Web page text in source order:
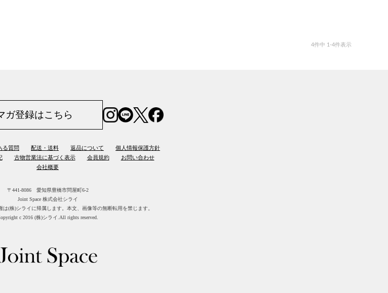
4件中 1 -4件表示
ガ登録はこちら
る質問 配送・送料 返品について
個人情報保護方針
古物営業法に基づく表示 会員規約
お問い合わせ
会社概要
〒441-8086 愛知県豊橋市問屋町6-2
Joint Space 株式会社シライ
(株)シライに帰属します。 本文、画像等の無断転用を禁じます。
c 2016 (株)シライ.All rights reserved.